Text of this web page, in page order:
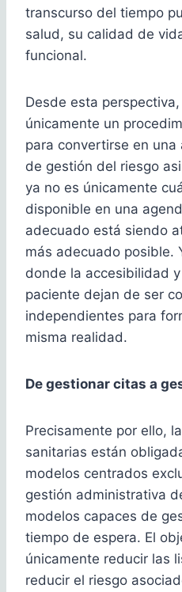
transcurso del tiempo
salud, su calidad de
funcional.
Desde esta
únicamente un
para convertirse en
de gestión del riesgo
ya no es únicamente
disponible en una
adecuado está siendo
más adecuado posible.
donde la accesibilidad
paciente dejan de ser
independientes para
misma realidad.
De gestionar citas a
Precisamente por ello,
sanitarias están
modelos centrados
gestión administrativa
modelos capaces de
tiempo de espera. El
únicamente reducir las
reducir el riesgo